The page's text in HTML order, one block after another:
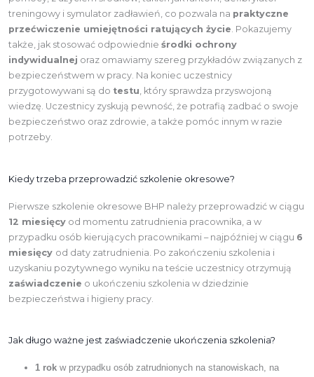
treningowy i symulator zadławień, co pozwala na praktyczne
przećwiczenie umiejętności ratujących życie. Pokazujemy
także, jak stosować odpowiednie środki ochrony
indywidualnej oraz omawiamy szereg przykładów związanych z
bezpieczeństwem w pracy. Na koniec uczestnicy
przygotowywani są do testu, który sprawdza przyswojoną
wiedzę. Uczestnicy zyskują pewność, że potrafią zadbać o swoje
bezpieczeństwo oraz zdrowie, a także pomóc innym w razie
potrzeby.
Kiedy trzeba przeprowadzić szkolenie okresowe?
Pierwsze szkolenie okresowe BHP należy przeprowadzić w ciągu
12 miesięcy od momentu zatrudnienia pracownika, a w
przypadku osób kierujących pracownikami – najpóźniej w ciągu 6
miesięcy od daty zatrudnienia. Po zakończeniu szkolenia i
uzyskaniu pozytywnego wyniku na teście uczestnicy otrzymują
zaświadczenie o ukończeniu szkolenia w dziedzinie
bezpieczeństwa i higieny pracy.
Jak długo ważne jest zaświadczenie ukończenia szkolenia?
1 rok w przypadku osób zatrudnionych na stanowiskach, na